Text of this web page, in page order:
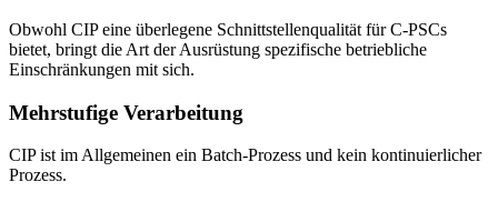
Obwohl CIP eine überlegene Schnittstellenqualität für C-PSCs
bietet, bringt die Art der Ausrüstung spezifische betriebliche
Einschränkungen mit sich.
Mehrstufige Verarbeitung
CIP ist im Allgemeinen ein Batch-Prozess und kein kontinuierlicher
Prozess.